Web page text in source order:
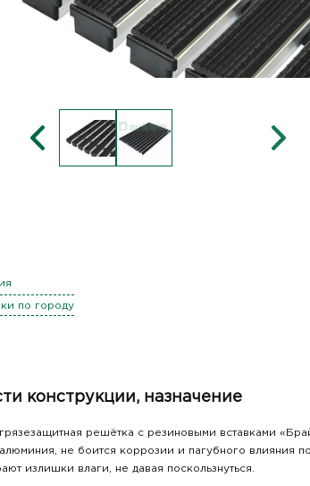
по городу
конструкции, назначение
решётка с резиновыми вставками
алюминия, не боится коррозии и пагубного
излишки влаги, не давая поскользнуться.